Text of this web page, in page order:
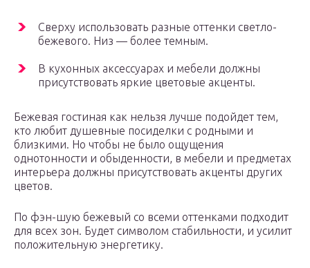
Сверху использовать разные оттенки светло-
бежевого. Низ — более темным.
В кухонных аксессуарах и мебели должны
присутствовать яркие цветовые акценты.
Бежевая гостиная как нельзя лучше подойдет тем,
кто любит душевные посиделки с родными и
близкими. Но чтобы не было ощущения
однотонности и обыденности, в мебели и предметах
интерьера должны присутствовать акценты других
цветов.
По фэн-шую бежевый со всеми оттенками подходит
для всех зон. Будет символом стабильности, и усилит
положительную энергетику.